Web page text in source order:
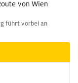
von Wien
führt vorbei an